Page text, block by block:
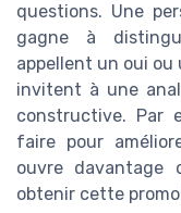
questions. Une
gagne à
appellent un oui ou
invitent à une
constructive. Par
faire pour
ouvre davantage
obtenir cette